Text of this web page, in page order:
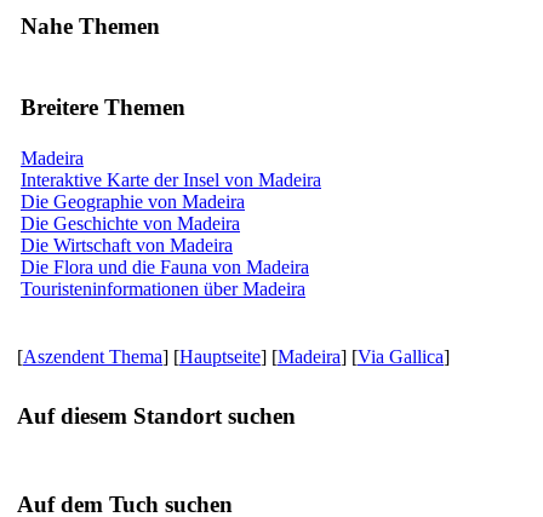
Nahe Themen
Breitere Themen
Madeira
Interaktive Karte der Insel von Madeira
Die Geographie von Madeira
Die Geschichte von Madeira
Die Wirtschaft von Madeira
Die Flora und die Fauna von Madeira
Touristeninformationen über Madeira
[Aszendent Thema] [Hauptseite] [Madeira] [Via Gallica]
Auf diesem Standort suchen
Auf dem Tuch suchen